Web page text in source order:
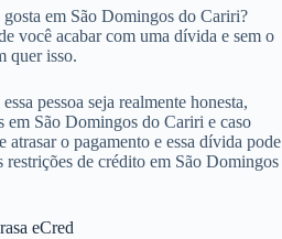
em São Domingos do Cariri?
você acabar com uma dívida e sem o
quer isso.
pessoa seja realmente honesta,
em São Domingos do Cariri e caso
atrasar o pagamento e essa dívida pode
restrições de crédito em São Domingos
eCred